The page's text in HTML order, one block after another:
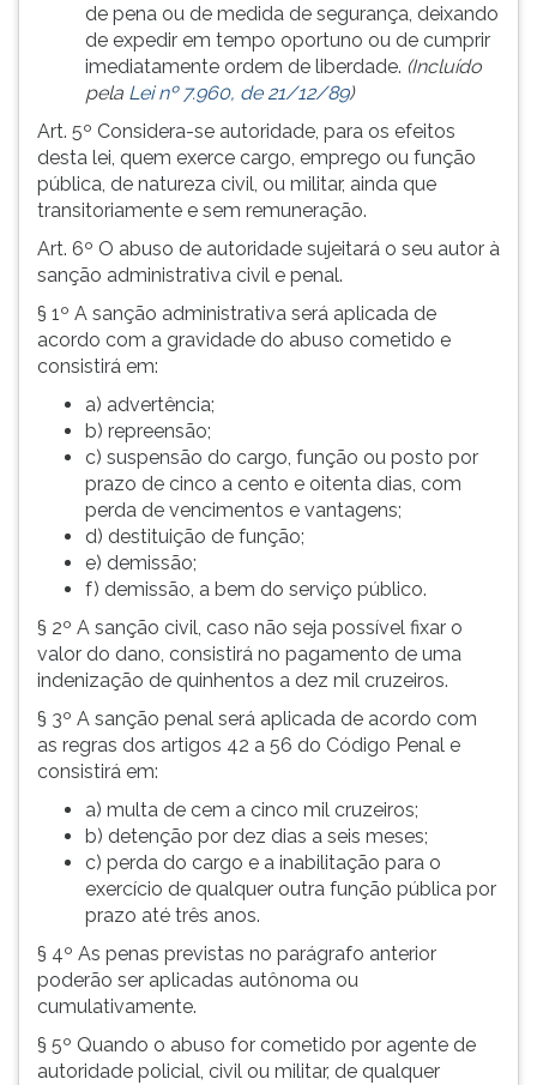
de pena ou de medida de segurança, deixando
de expedir em tempo oportuno ou de cumprir
imediatamente ordem de liberdade. (Incluído
pela Lei nº 7.960, de 21/12/89)
Art. 5º Considera-se autoridade, para os efeitos
desta lei, quem exerce cargo, emprego ou função
pública, de natureza civil, ou militar, ainda que
transitoriamente e sem remuneração.
Art. 6º O abuso de autoridade sujeitará o seu autor à
sanção administrativa civil e penal.
§ 1º A sanção administrativa será aplicada de
acordo com a gravidade do abuso cometido e
consistirá em:
a) advertência;
b) repreensão;
c) suspensão do cargo, função ou posto por
prazo de cinco a cento e oitenta dias, com
perda de vencimentos e vantagens;
d) destituição de função;
e) demissão;
f) demissão, a bem do serviço público.
§ 2º A sanção civil, caso não seja possível fixar o
valor do dano, consistirá no pagamento de uma
indenização de quinhentos a dez mil cruzeiros.
§ 3º A sanção penal será aplicada de acordo com
as regras dos artigos 42 a 56 do Código Penal e
consistirá em:
a) multa de cem a cinco mil cruzeiros;
b) detenção por dez dias a seis meses;
c) perda do cargo e a inabilitação para o
exercício de qualquer outra função pública por
prazo até três anos.
§ 4º As penas previstas no parágrafo anterior
poderão ser aplicadas autônoma ou
cumulativamente.
§ 5º Quando o abuso for cometido por agente de
autoridade policial, civil ou militar, de qualquer